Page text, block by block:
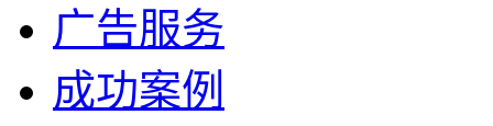
广告服务
成功案例